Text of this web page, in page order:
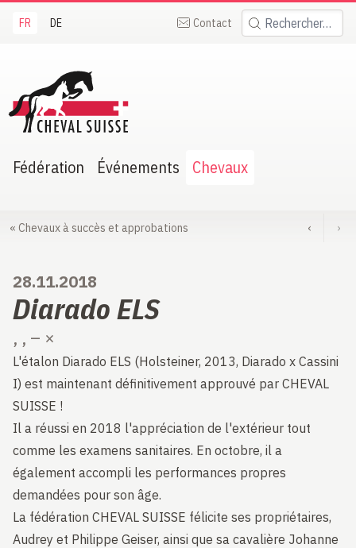
FR DE Contact Rechercher:
Suisse
Fédération Événements Chevaux
« Chevaux à succès et approbations ‹ ›
28.11.2018
Diarado ELS
, , – ×
L'étalon Diarado ELS (Holsteiner, 2013, Diarado x Cassini
I) est maintenant définitivement approuvé par CHEVAL
SUISSE !
Il a réussi en 2018 l'appréciation de l'extérieur tout
comme les examens sanitaires. En octobre, il a
également accompli les performances propres
demandées pour son âge.
La fédération CHEVAL SUISSE félicite ses propriétaires,
Audrey et Philippe Geiser, ainsi que sa cavalière Johanne